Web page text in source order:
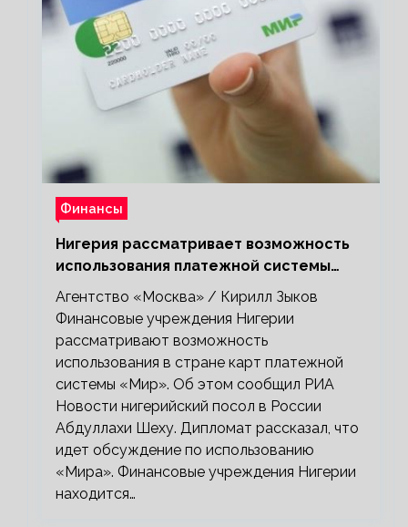
Финансы
Нигерия рассматривает возможность
использования платежной системы
«Мир»
Агентство «Москва» / Кирилл Зыков
Финансовые учреждения Нигерии
рассматривают возможность
использования в стране карт платежной
системы «Мир». Об этом сообщил РИА
Новости нигерийский посол в России
Абдуллахи Шеху. Дипломат рассказал, что
идет обсуждение по использованию
«Мира». Финансовые учреждения Нигерии
находится…